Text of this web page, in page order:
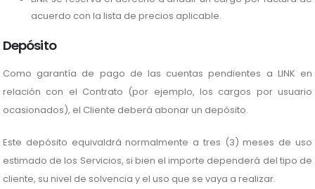
acuerdo con la lista de precios aplicable.
Depósito
Como garantía de pago de las cuentas pendientes a LINK en
relación con el Contrato (por ejemplo, los cargos por usuario
ocasionados), el Cliente deberá abonar un depósito.
Este depósito equivaldrá normalmente a tres (3) meses de uso
estimado de los Servicios, si bien el importe dependerá del tipo de
cliente, su nivel de solvencia y el uso que se vaya a realizar.